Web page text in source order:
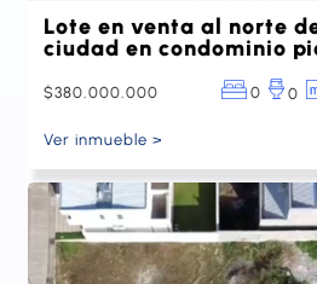
Lote en venta al norte
ciudad en condominio
$380.000.000 0 0
Ver inmueble >